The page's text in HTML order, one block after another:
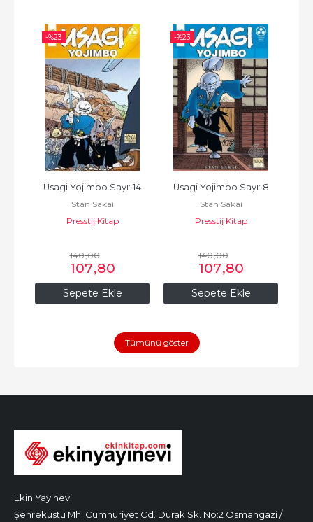
-%23
Sepete Ekle
Usagi Yojimbo Sayı: 14
Stan Sakai
Presstij Kitap
140,00
107,80
-%23
Sepete Ekle
Usagi Yojimbo Sayı: 8
Stan Sakai
Presstij Kitap
140,00
107,80
Tümünü göster
Ekin Yayınevi
Şehreküstü Mh. Cumhuriyet Cd. Durak Sk. No:2 Osmangazi /